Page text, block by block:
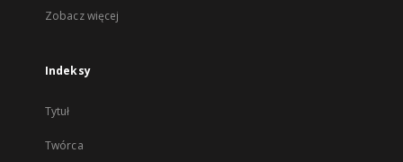
Zobacz więcej
Indeksy
Tytuł
Twórca